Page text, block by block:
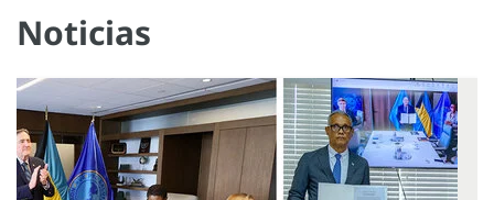
Noticias